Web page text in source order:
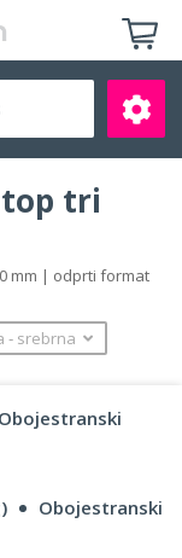
top tri
mm | odprti format
‐ srebrna
Obojestranski
Obojestranski